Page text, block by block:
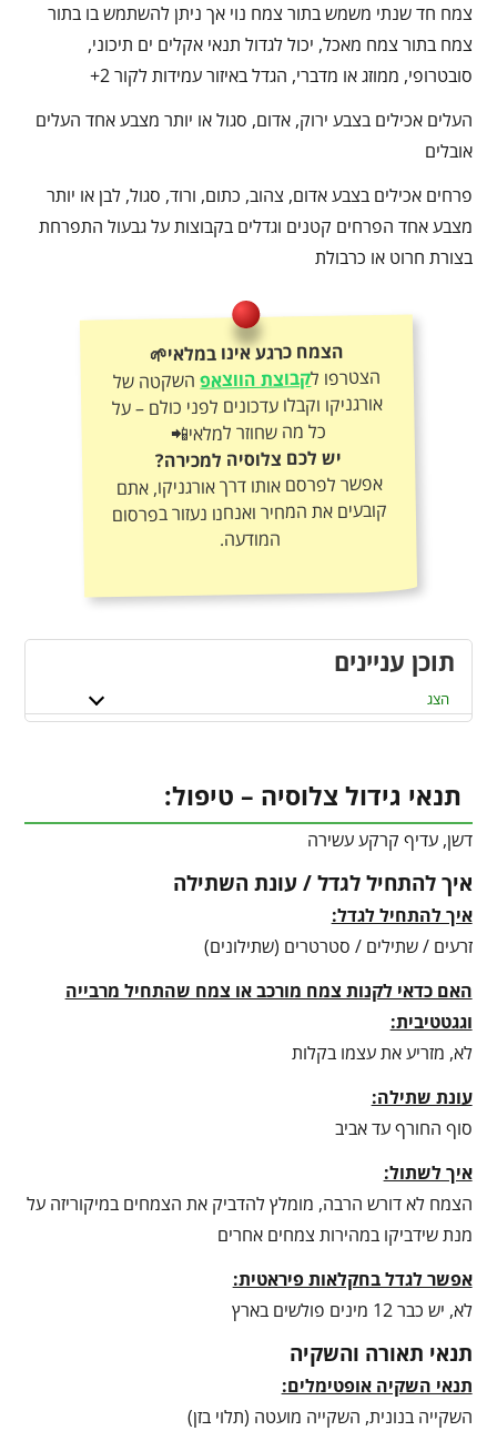
צמח חד שנתי משמש בתור צמח נוי אך ניתן להשתמש בו בתור
צמח בתור צמח מאכל, יכול לגדול תנאי אקלים ים תיכוני,
סובטרופי, ממוזג או מדברי, הגדל באיזור עמידות לקור 2+
העלים אכילים בצבע ירוק, אדום, סגול או יותר מצבע אחד העלים
אובלים
פרחים אכילים בצבע אדום, צהוב, כתום, ורוד, סגול, לבן או יותר
מצבע אחד הפרחים קטנים וגדלים בקבוצות על גבעול התפרחת
בצורת חרוט או כרבולת
הצמח כרגע אינו במלאי🌱
הצטרפו לקבוצת הווצאפהשקטה של
אורגניקו וקבלו עדכונים לפני כולם – על
כל מה שחוזר למלאי📲
יש לכם צלוסיה למכירה?
אפשר לפרסם אותו דרך אורגניקו, אתם
קובעים את המחיר ואנחנו נעזור בפרסום
המודעה.
תוכן עניינים
הצג
תנאי גידול צלוסיה – טיפול:
דשן, עדיף קרקע עשירה
איך להתחיל לגדל / עונת השתילה
איך להתחיל לגדל:
זרעים / שתילים / סטרטרים (שתילונים)
האם כדאי לקנות צמח מורכב או צמח שהתחיל מרבייה
וגגטטיבית:
לא, מזריע את עצמו בקלות
עונת שתילה:
סוף החורף עד אביב
איך לשתול:
הצמח לא דורש הרבה, מומלץ להדביק את הצמחים במיקוריזה על
מנת שידביקו במהירות צמחים אחרים
אפשר לגדל בחקלאות פיראטית:
לא, יש כבר 12 מינים פולשים בארץ
תנאי תאורה והשקיה
תנאי השקיה אופטימלים:
השקייה בנונית, השקייה מועטה (תלוי בזן)